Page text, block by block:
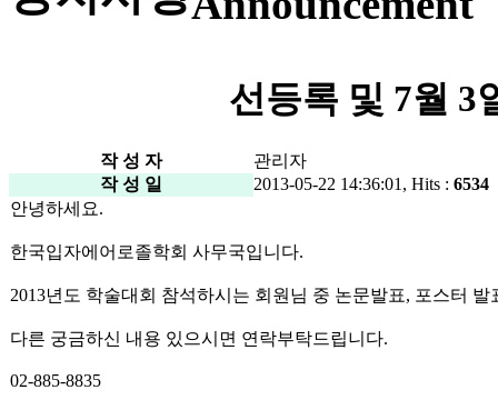
선등록 및 7월 3
작 성 자
관리자
작 성 일
2013-05-22 14:36:01, Hits : 6534
안녕하세요.
한국입자에어로졸학회 사무국입니다.
2013년도 학술대회 참석하시는 회원님 중 논문발표, 포스터
다른 궁금하신 내용 있으시면 연락부탁드립니다.
02-885-8835